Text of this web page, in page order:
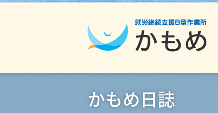
かもめ日誌